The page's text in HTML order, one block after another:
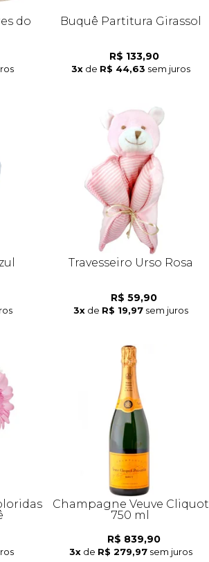
do
Buquê Partitura Girassol
R$ 133,90
3x de R$ 44,63 sem juros
Travesseiro Urso Rosa
R$ 59,90
3x de R$ 19,97 sem juros
Champagne Veuve Cliquot
750 ml
R$ 839,90
3x de R$ 279,97 sem juros